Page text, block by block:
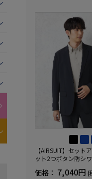
【AIRSUIT】セット
ット2つボタン防シ
UVカット春夏
価格： 7,040円 (